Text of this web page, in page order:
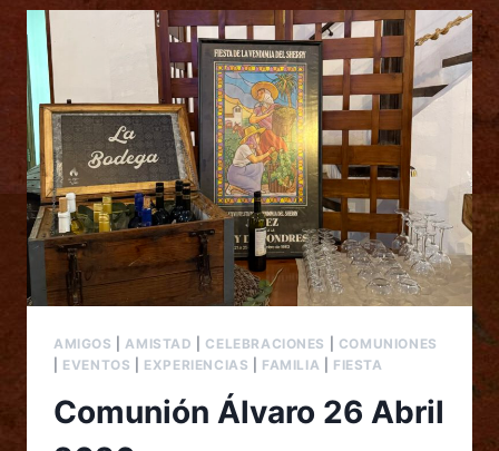
AMIGOS |AMISTAD CELEBRACIONES
COMUNIONES
EVENTOS EXPERIENCIAS FAMILIA FIESTA
Comunión Álvaro 26 Abril